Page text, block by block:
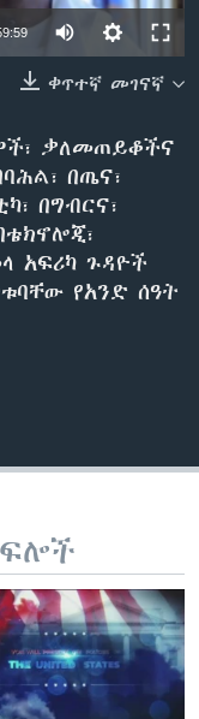
ቀጥተኛ መገናኛ
ቃለመጠይቆችና
በጤና፣
በግብርና፣
አፍሪካ ጉዳዮች
የአንድ ሰዓት